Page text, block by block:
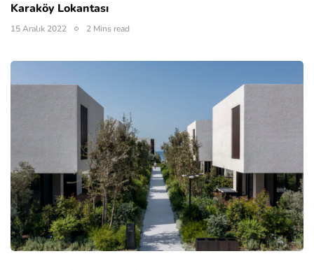
Karaköy Lokantası
15 Aralık 2022 2 Mins read